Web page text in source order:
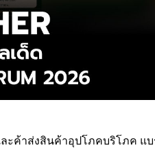
ะค้าส่งสินค้าอุปโภคบริโภค แบ